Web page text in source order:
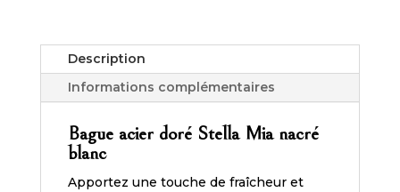
Description
Informations complémentaires
Bague acier doré Stella Mia nacré
blanc
Apportez une touche de fraîcheur et